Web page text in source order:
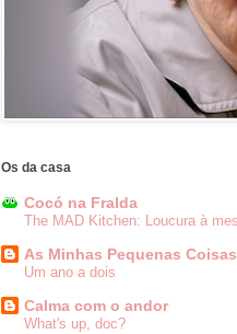
Os da casa
Cocó na Fralda
The MAD Kitchen: Loucura à
As Minhas Pequenas Coisas
Um ano a dois
Calma com o andor
What's up, doc?